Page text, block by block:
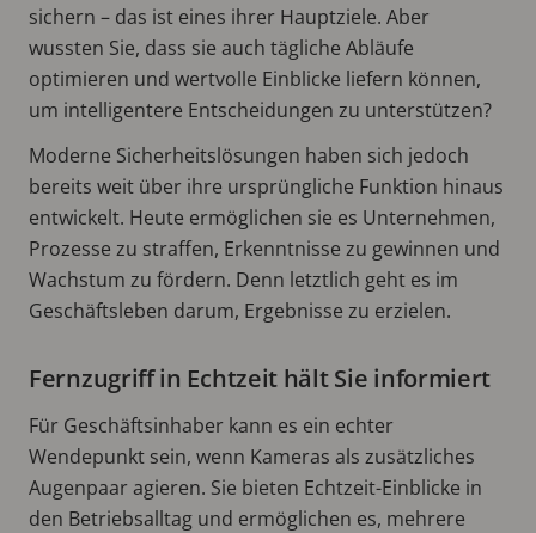
sichern – das ist eines ihrer Hauptziele. Aber
wussten Sie, dass sie auch tägliche Abläufe
optimieren und wertvolle Einblicke liefern können,
um intelligentere Entscheidungen zu unterstützen?
Moderne Sicherheitslösungen haben sich jedoch
bereits weit über ihre ursprüngliche Funktion hinaus
entwickelt. Heute ermöglichen sie es Unternehmen,
Prozesse zu straffen, Erkenntnisse zu gewinnen und
Wachstum zu fördern. Denn letztlich geht es im
Geschäftsleben darum, Ergebnisse zu erzielen.
Fernzugriff in Echtzeit hält Sie informiert
Für Geschäftsinhaber kann es ein echter
Wendepunkt sein, wenn Kameras als zusätzliches
Augenpaar agieren. Sie bieten Echtzeit-Einblicke in
den Betriebsalltag und ermöglichen es, mehrere